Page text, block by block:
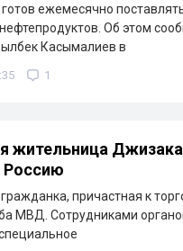
готов ежемесячно
Об этом
Касымалиев в
1
жительница
Россию
причастная к
МВД. Сотрудниками